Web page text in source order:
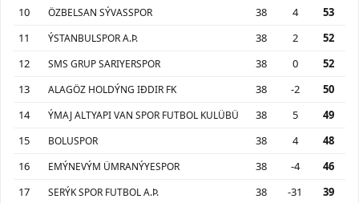
10
ÖZBELSAN SÝVASSPOR 38 4
53
11
ÝSTANBULSPOR A.Þ. 38 2
52
12
SMS GRUP SARIYERSPOR 38 0
52
13
ALAGÖZ HOLDÝNG IÐDIR FK 38 -2
50
14
ÝMAJ ALTYAPI VAN SPOR FUTBOL KULÜBÜ 38 5
49
15
BOLUSPOR 38 4
48
16
EMÝNEVÝM ÜMRANÝYESPOR 38 -4
46
17
SERÝK SPOR FUTBOL A.Þ. 38 -31
39